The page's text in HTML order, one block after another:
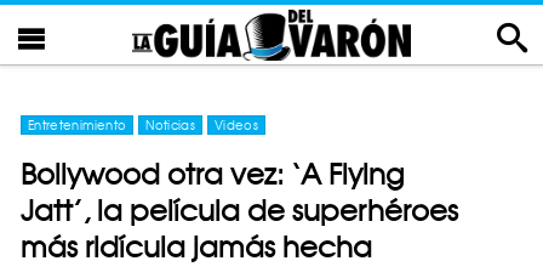
Entretenimiento Noticias Videos
Bollywood otra vez: ‘A Flying
Jatt’, la película de superhéroes
más ridícula jamás hecha